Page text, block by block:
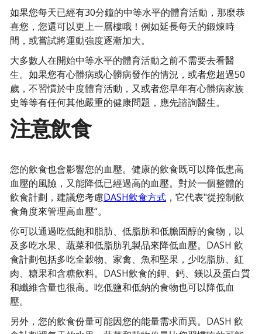
如果您每天已經有30分鐘的中等水平的體育活動，那麼恭
喜您，您還可以更上一層樓哦！例如延長每天的鍛煉時
間，或嘗試將運動強度逐漸加大。
大多數人在開始中等水平的體育活動之前不需要去看醫
生。如果您有心髒病或心髒病發作的情況，或者您超過50
歲，不習慣於中度體育活動，又或者您早年有心髒病家族
史等等有任何其他嚴重的健康問題，應先諮詢醫生。
注意飲食
您的飲食也會影響您的血壓。健康的飲食既可以降低患高
血壓的風險，又能降低已經過高的血壓。對於一個整體的
飲食計劃，建議您考慮DASH飲食方式 ，它代表"從控制飲
食角度來管理高血壓“。
你可以通過吃低飽和脂肪、低脂肪和低膽固醇的食物，以
及多吃水果、蔬菜和低脂肪乳製品來降低血壓。DASH 飲
食計劃包括多吃全穀物、家禽、魚和堅果，少吃脂肪、紅
肉、糖果和含糖飲料。DASH飲食的鉀、鈣、鎂以及蛋白質
和纖維含量也很高。吃低鹽和低鈉的食物也可以降低血
壓。
另外，您的飲食份量可能因您的能量需求而異。DASH 飲